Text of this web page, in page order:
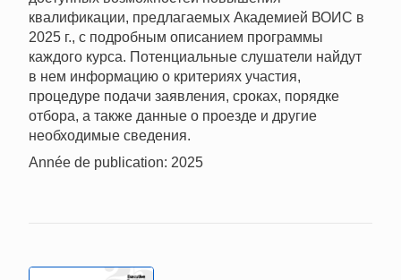
квалификации, предлагаемых Академией ВОИС в
2025 г., с подробным описанием программы
каждого курса. Потенциальные слушатели найдут
в нем информацию о критериях участия,
процедуре подачи заявления, сроках, порядке
отбора, а также данные о проезде и другие
необходимые сведения.
Année de publication: 2025